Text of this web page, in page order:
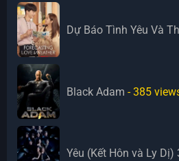
Dự Báo Tình Yêu Và
Black Adam - 385
Yêu (Kết Hôn và Ly Dị)